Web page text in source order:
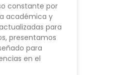
constante por
académica y
para
presentamos
para
en el